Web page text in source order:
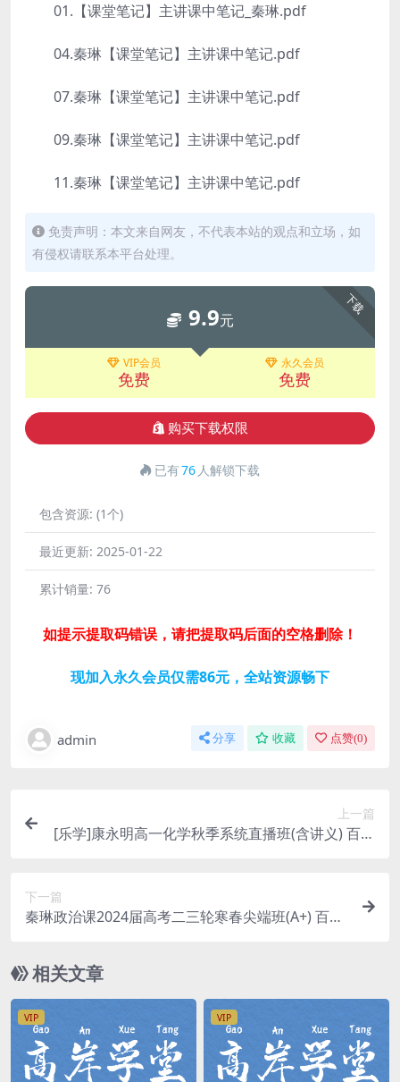
01.【课堂笔记】主讲课中笔记_秦琳.pdf
04.秦琳【课堂笔记】主讲课中笔记.pdf
07.秦琳【课堂笔记】主讲课中笔记.pdf
09.秦琳【课堂笔记】主讲课中笔记.pdf
11.秦琳【课堂笔记】主讲课中笔记.pdf
免责声明：本文来自网友，不代表本站的观点和立场，如
有侵权请联系本平台处理。
下载
9.9元
VIP会员
免费
永久会员
免费
购买下载权限
已有76 人解锁下载
包含资源: (1个)
最近更新: 2025-01-22
累计销量: 76
如提示提取码错误，请把提取码后面的空格删除！
现加入永久会员仅需86元，全站资源畅下
admin 分享 收藏 点赞(0)
上一篇
[乐学]康永明高一化学秋季系统直播班(含讲义) 百度
下一篇
秦琳政治课2024届高考二三轮寒春尖端班(A+) 百度
相关文章
VIP VIP